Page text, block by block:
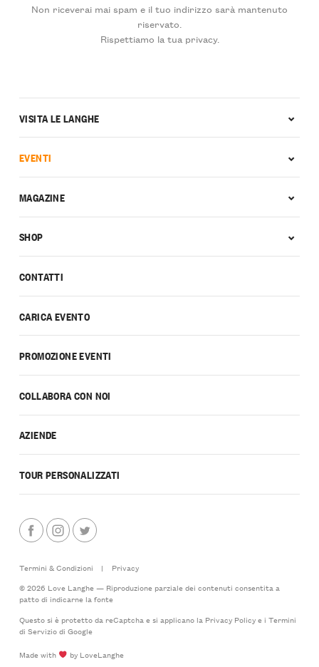
Non riceverai mai spam e il tuo indirizzo sarà mantenuto
riservato.
Rispettiamo la tua privacy.
CONTATTI
CARICA EVENTO
PROMOZIONE EVENTI
COLLABORA CON NOI
AZIENDE
TOUR PERSONALIZZATI
VISITA LE LANGHE
EVENTI
MAGAZINE
SHOP
Termini & Condizioni |
Privacy
© 2026 Love Langhe — Riproduzione parziale dei contenuti consentita a
patto di indicarne la fonte
Questo si è protetto da reCaptcha e si applicano la Privacy Policye i Termini
di Serviziodi Google
Made with
by LoveLanghe